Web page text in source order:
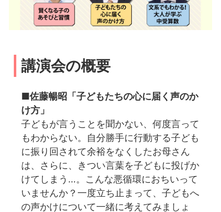
講演会の概要
■佐藤暢昭「子どもたちの心に届く声のか
け方」
子どもが言うことを聞かない、何度言って
もわからない。自分勝手に行動する子ども
に振り回されて余裕をなくしたお母さん
は、さらに、きつい言葉を子どもに投げか
けてしまう…。こんな悪循環におちいって
いませんか？一度立ち止まって、子どもへ
の声かけについて一緒に考えてみましょ